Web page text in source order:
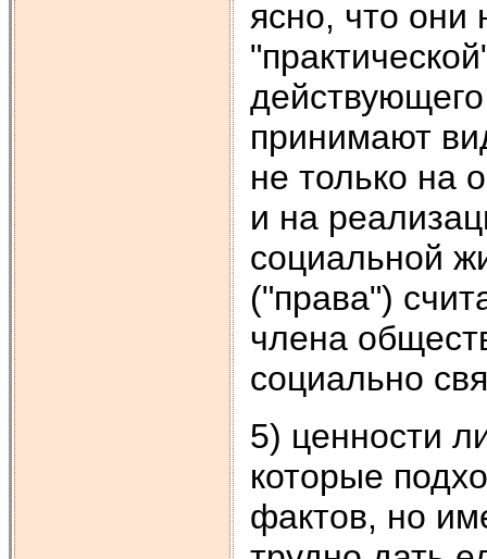
ясно, что они
принимают
не только на
и на
социальной
("права")
члена
социально
5) ценности
которые
фактов, но